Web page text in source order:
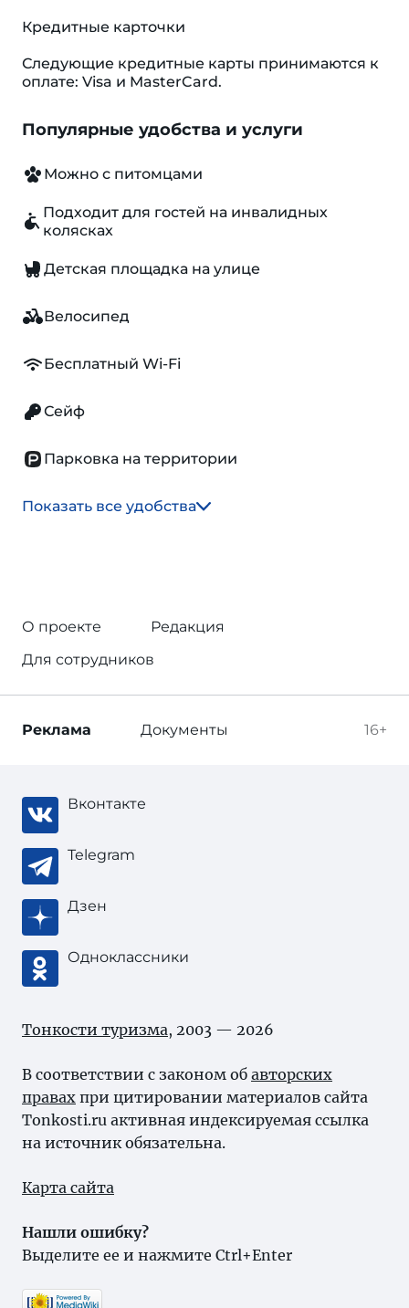
Кредитные карточки
Следующие кредитные карты принимаются к
оплате: Visa и MasterCard.
Популярные удобства и услуги
Можно с питомцами
Подходит для гостей на инвалидных
колясках
Детская площадка на улице
Велосипед
Бесплатный Wi-Fi
Сейф
Парковка на территории
Показать все удобства
О проекте
Редакция
Для сотрудников
16+
Реклама Документы
Вконтакте
Telegram
Дзен
Одноклассники
Тонкости туризма, 2003 — 2026
В соответствии с законом об авторских
правах при цитировании материалов сайта
Tonkosti.ru активная индексируемая ссылка
на источник обязательна.
Карта сайта
Нашли ошибку?
Выделите ее и нажмите Ctrl+Enter